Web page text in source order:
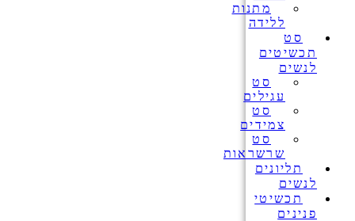
מתנות
ללידה
סט
תכשיטים
לנשים
סט
עגילים
סט
צמידים
סט
שרשראות
תליונים
לנשים
תכשיטי
פנינים